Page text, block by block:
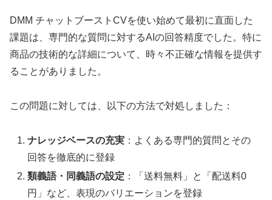
DMM チャットブーストCVを使い始めて最初に直面した
課題は、専門的な質問に対するAIの回答精度でした。特に
商品の技術的な詳細について、時々不正確な情報を提供す
ることがありました。
この問題に対しては、以下の方法で対処しました：
ナレッジベースの充実 ：よくある専門的質問とその
回答を徹底的に登録
類義語・同義語の設定 ：「送料無料」と「配送料0
円」など、表現のバリエーションを登録